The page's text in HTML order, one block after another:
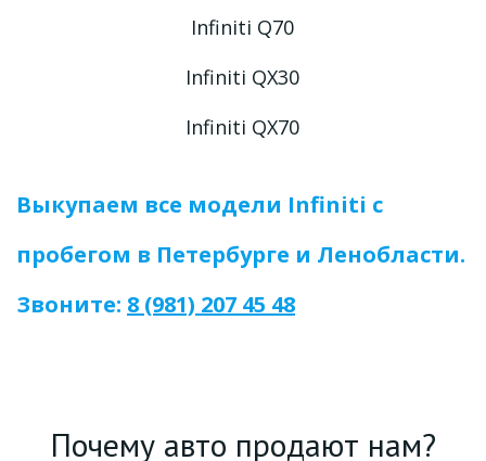
Infiniti Q70
Infiniti QX30
Infiniti QX70
Выкупаем все модели Infiniti с
пробегом в Петербурге и Ленобласти.
Звоните: 8 (981) 207 45 48
Почему авто продают нам?